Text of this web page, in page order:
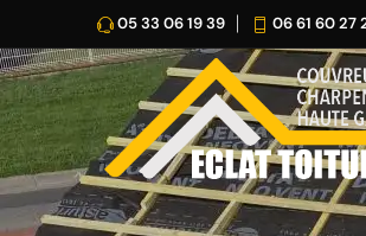
05 33 06 19 39 06 61 60 27